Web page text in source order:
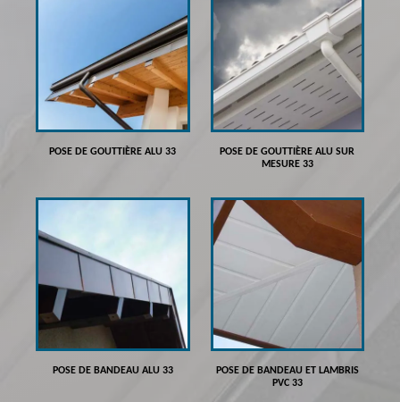
POSE DE GOUTTIÈRE ALU 33
POSE DE GOUTTIÈRE ALU SUR
MESURE 33
POSE DE BANDEAU ALU 33
POSE DE BANDEAU ET LAMBRIS
PVC 33